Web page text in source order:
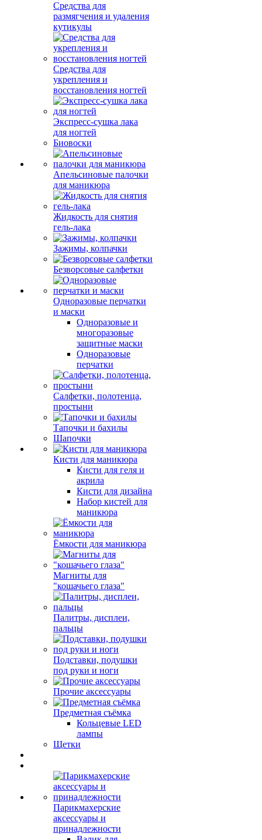
Средства для
размягчения и удаления
кутикулы
Средства для
укрепления и
восстановления ногтей
Экспресс-сушка лака
для ногтей
Биовоски
Апельсиновые палочки
для маникюра
Жидкость для снятия
гель-лака
Зажимы, колпачки
Безворсовые салфетки
Одноразовые перчатки
и маски
Одноразовые и
многоразовые
защитные маски
Одноразовые
перчатки
Салфетки, полотенца,
простыни
Тапочки и бахилы
Шапочки
Кисти для маникюра
Кисти для геля и
акрила
Кисти для дизайна
Набор кистей для
маникюра
Ёмкости для маникюра
Магниты для
"кошачьего глаза"
Палитры, дисплеи,
пальцы
Подставки, подушки
под руки и ноги
Прочие аксессуары
Предметная съёмка
Кольцевые LED
лампы
Щетки
Парикмахерские
аксессуары и
принадлежности